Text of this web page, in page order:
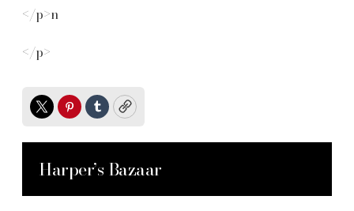
</p>n
</p>
TwitterPinterest
TumblrCopy
Harper’s Bazaar